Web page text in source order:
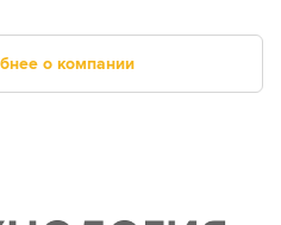
о компании